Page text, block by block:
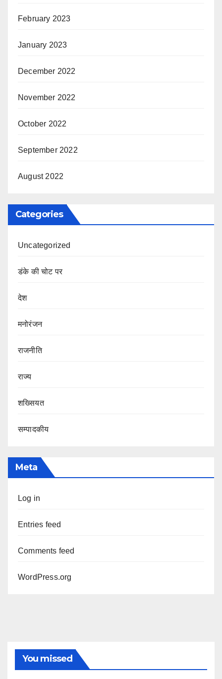
February 2023
January 2023
December 2022
November 2022
October 2022
September 2022
August 2022
Categories
Uncategorized
डंके की चोट पर
देश
मनोरंजन
राजनीति
राज्य
शख्सियत
सम्पादकीय
Meta
Log in
Entries feed
Comments feed
WordPress.org
You missed